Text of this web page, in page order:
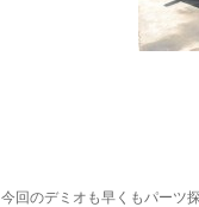
今回のデミオも早くもパーツ